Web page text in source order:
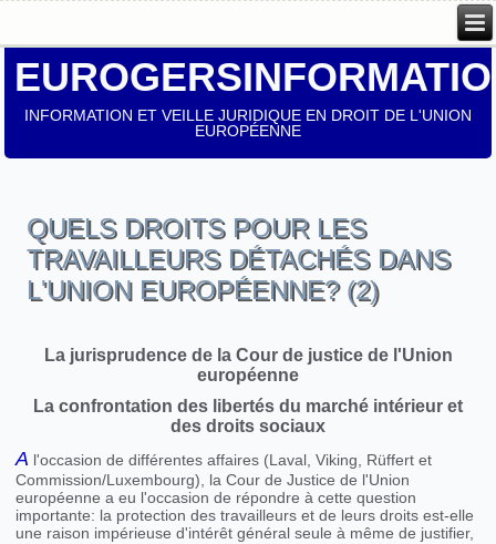
INFORMATION ET VEILLE JURIDIQUE EN DROIT DE L'UNION
EUROPÉENNE
QUELS DROITS POUR LES
TRAVAILLEURS DÉTACHÉS DANS
L'UNION EUROPÉENNE? (2)
La jurisprudence de la Cour de justice de l'Union
européenne
La confrontation des libertés du marché intérieur et
des droits sociaux
A l'occasion de différentes affaires (Laval, Viking, Rüffert et
Commission/Luxembourg), la Cour de Justice de l'Union
européenne a eu l'occasion de répondre à cette question
importante: la protection des travailleurs et de leurs droits est-elle
une raison impérieuse d'intérêt général seule à même de justifier,